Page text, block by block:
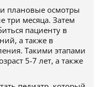
плановые осмотры
три месяца. Затем
пациенту в
а также в
Такими этапами
5-7 лет, а также